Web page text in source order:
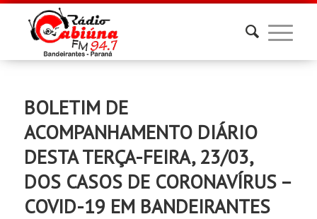
BOLETIM DE
ACOMPANHAMENTO DIÁRIO
DESTA TERÇA-FEIRA, 23/03,
DOS CASOS DE CORONAVÍRUS –
COVID-19 EM BANDEIRANTES